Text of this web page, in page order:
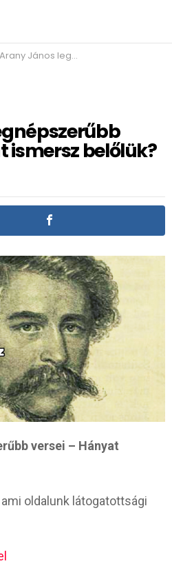
Arany János legnépszerűbb versei – Hányat ismersz belőlük?
ismersz belőlük?
versei – Hányat
oldalunk látogatottsági